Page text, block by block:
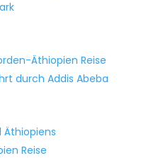
Äthiopien Reise
durch Addis Abeba
Äthiopiens
Reise